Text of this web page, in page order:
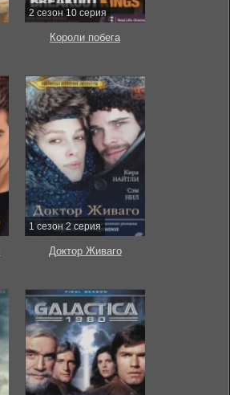
2 сезон 10 серия
Короли побега
1 сезон 2 серия
Доктор Живаго